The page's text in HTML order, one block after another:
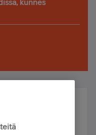
kunnes
voita!
arvonnassa.